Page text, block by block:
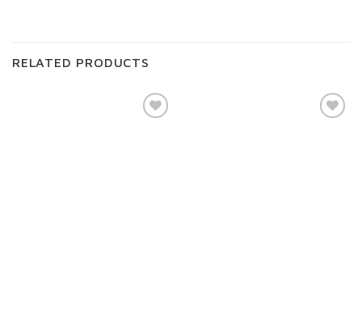
RELATED PRODUCTS